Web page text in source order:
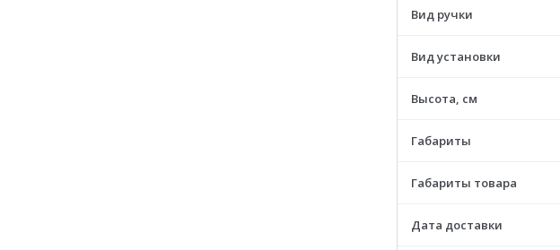
Вид ручки
Вид установки
Высота, см
Габариты
Габариты товара
Дата доставки